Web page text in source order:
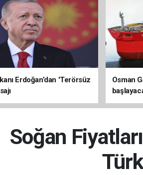
Erdoğan’dan 'Terörsüz
Osman
üretimi
Soğan